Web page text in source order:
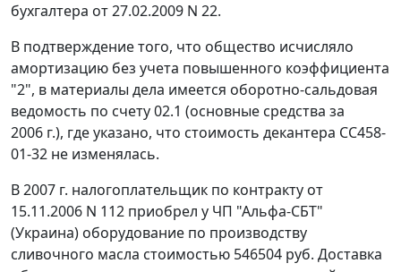
бухгалтера от 27.02.2009 N 22.
В подтверждение того, что общество исчисляло
амортизацию без учета повышенного коэффициента
"2", в материалы дела имеется оборотно-сальдовая
ведомость по счету 02.1 (основные средства за
2006 г.), где указано, что стоимость декантера СС458-
01-32 не изменялась.
В 2007 г. налогоплательщик по контракту от
15.11.2006 N 112 приобрел у ЧП "Альфа-СБТ"
(Украина) оборудование по производству
сливочного масла стоимостью 546504 руб. Доставка